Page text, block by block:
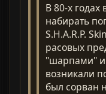
В 80-х годах
набирать
S.H.A.R.P.
расовых
"шарпами" и
возникали
был сорван